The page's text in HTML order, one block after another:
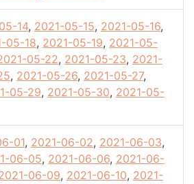
14, 2021-05-15, 2021-05-16,
05-18, 2021-05-19, 2021-05-
05-22, 2021-05-23, 2021-
, 2021-05-26, 2021-05-27,
05-29, 2021-05-30, 2021-05-
01, 2021-06-02, 2021-06-03,
06-05, 2021-06-06, 2021-06-
06-09, 2021-06-10, 2021-